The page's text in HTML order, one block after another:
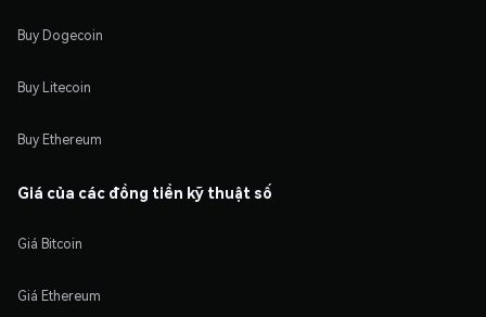
Buy Dogecoin
Buy Litecoin
Buy Ethereum
Giá của các đồng tiền kỹ thuật số
Giá Bitcoin
Giá Ethereum